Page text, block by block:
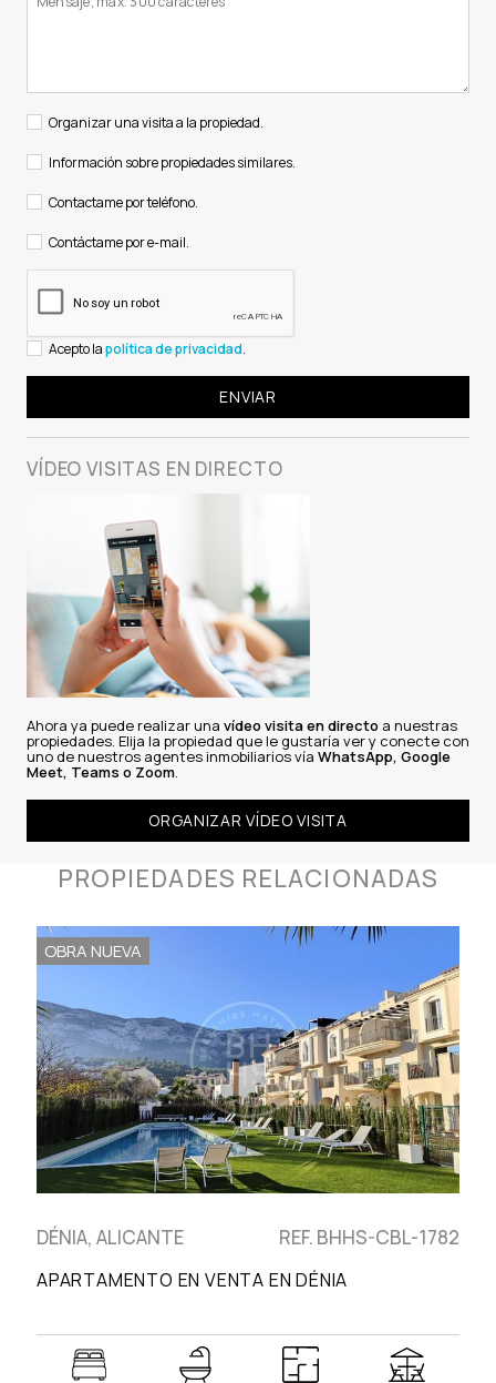
Organizar una visita a la propiedad.
Información sobre propiedades similares.
Contactame por teléfono.
Contáctame por e-mail.
Acepto lapolítica de privacidad.
VÍDEO VISITAS EN DIRECTO
Ahora ya puede realizar una vídeo visita en directo a nuestras
propiedades. Elija la propiedad que le gustaría ver y conecte con
uno de nuestros agentes inmobiliarios vía WhatsApp, Google
Meet, Teams o Zoom.
ORGANIZAR VÍDEO VISITA
PROPIEDADES RELACIONADAS
OBRA NUEVA
DÉNIA, ALICANTE REF. BHHS-CBL-1782
APARTAMENTO EN VENTA EN DÉNIA